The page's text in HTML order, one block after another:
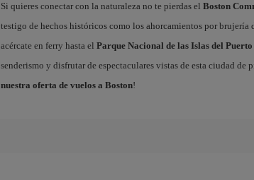
Si quieres conectar con la naturaleza no te pierdas el Boston
testigo de hechos históricos como los ahorcamientos por
acércate en ferry hasta el Parque Nacional de las Islas del Puerto
senderismo y disfrutar de espectaculares vistas de esta ciudad de
nuestra oferta de vuelos a Boston!